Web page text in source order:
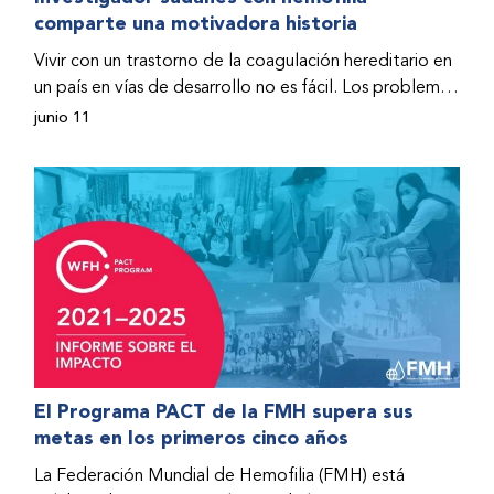
hospitalizado y terminó con daños graves en ambas
donado a través del Programa de Ayuda Humanitaria
de la Federación Mundial de Hemofilia (FMH) cuando
Fendi encontró la esperanza de una vida mejor.
comparte una motivadora historia
Vivir con un trastorno de la coagulación hereditario en
un país en vías de desarrollo no es fácil. Los problemas
se multiplican drásticamente cuando el país también
Hashim, hombre sudanés con hemofilia B, la vida no
representaba más que retos cotidianos hasta que la
asistencia proporcionada por la Federación Mundial
de Hemofilia (FMH) y su Programa de Ayuda
Humanitaria salvo su vida.
junio 11
El Programa PACT de la FMH supera sus
metas en los primeros cinco años
La Federación Mundial de Hemofilia (FMH) está